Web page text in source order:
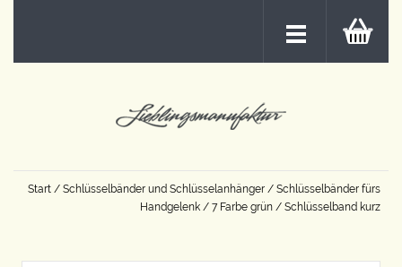
Start / Schlüsselbänder und Schlüsselanhänger / Schlüsselbänder fürs
Handgelenk / 7 Farbe grün / Schlüsselband kurz